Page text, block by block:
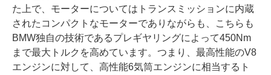
た上で、モーターについてはトランスミッションに内蔵
されたコンパクトなモーターでありながらも、こちらも
BMW独自の技術であるプレギヤリングによって450Nm
まで最大トルクを高めています。つまり、最高性能のV8
エンジンに対して、高性能6気筒エンジンに相当するト